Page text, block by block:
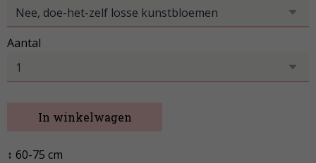
Aantal
In winkelwagen
↕ 60-75 cm